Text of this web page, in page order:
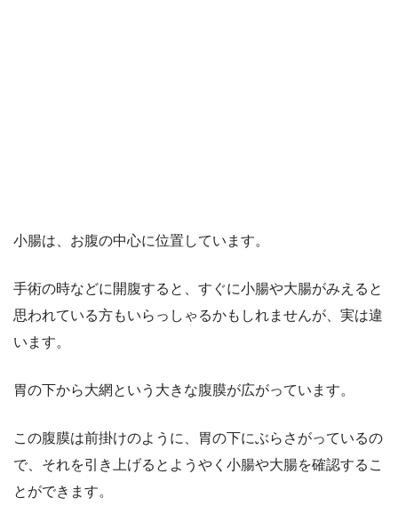
小腸は、お腹の中心に位置しています。
手術の時などに開腹すると、すぐに小腸や大腸がみえると
思われている方もいらっしゃるかもしれませんが、実は違
います。
胃の下から大網という大きな腹膜が広がっています。
この腹膜は前掛けのように、胃の下にぶらさがっているの
で、それを引き上げるとようやく小腸や大腸を確認するこ
とができます。